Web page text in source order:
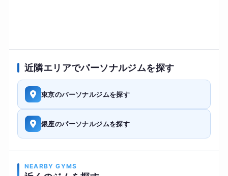
近隣エリアでパーソナルジムを探す
東京のパーソナルジムを探す
銀座のパーソナルジムを探す
NEARBY GYMS